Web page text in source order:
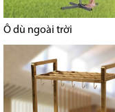
Ô dù ngoài trời